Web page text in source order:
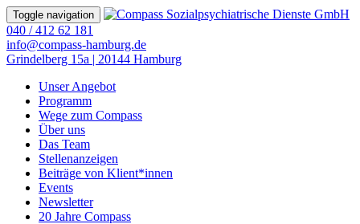
Toggle navigation
040 / 412 62 181
info@compass-hamburg.de
Grindelberg 15a | 20144 Hamburg
Unser Angebot
Programm
Wege zum Compass
Über uns
Das Team
Stellenanzeigen
Beiträge von Klient*innen
Events
Newsletter
20 Jahre Compass